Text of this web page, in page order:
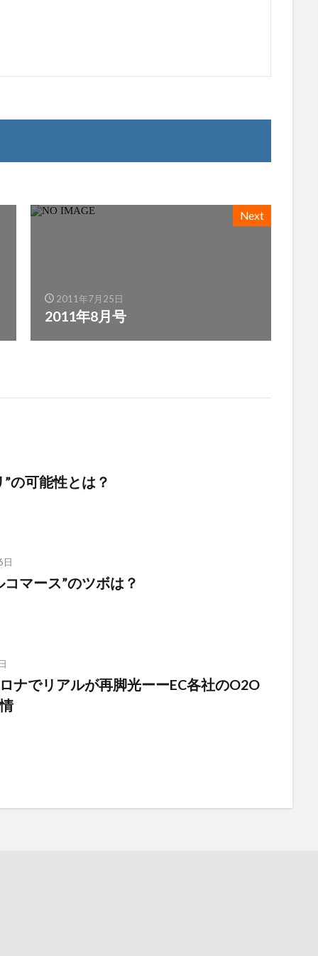
Next
2011年7月25日
2011年8月号
の可能性とは？
マース”のツボは？
ナでリアルが再脚光ーーEC各社のO2O